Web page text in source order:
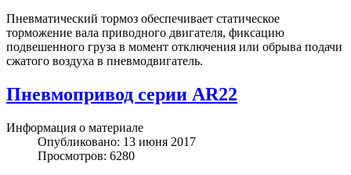
Пневматический тормоз обеспечивает статическое
торможение вала приводного двигателя, фиксацию
подвешенного груза в момент отключения или обрыва подачи
сжатого воздуха в пневмодвигатель.
Пневмопривод серии AR22
Информация о материале
Опубликовано: 13 июня 2017
Просмотров: 6280